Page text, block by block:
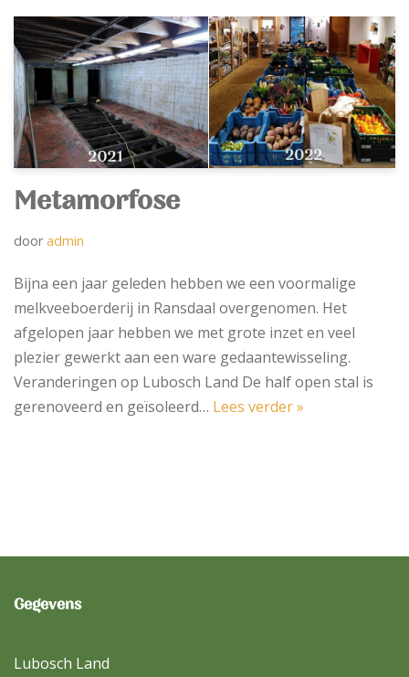
Metamorfose
dooradmin
Bijna een jaar geleden hebben we een voormalige
melkveeboerderij in Ransdaal overgenomen. Het
afgelopen jaar hebben we met grote inzet en veel
plezier gewerkt aan een ware gedaantewisseling.
Veranderingen op Lubosch Land De half open stal is
gerenoveerd en geïsoleerd… Lees verder »
Gegevens
Lubosch Land